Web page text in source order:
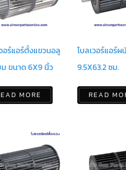
อร์แอร์ตั้งแขวนอลู
ขนาด 6X9 นิ้ว
MORE
โบลเวอร์แอร์
9.5X63.2 ซม.
READ